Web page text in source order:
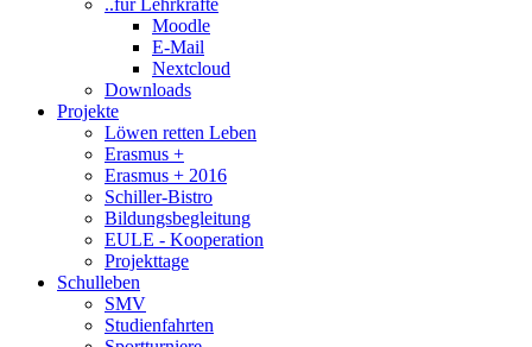
..für Lehrkräfte
Moodle
E-Mail
Nextcloud
Downloads
Projekte
Löwen retten Leben
Erasmus +
Erasmus + 2016
Schiller-Bistro
Bildungsbegleitung
EULE - Kooperation
Projekttage
Schulleben
SMV
Studienfahrten